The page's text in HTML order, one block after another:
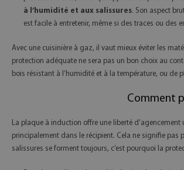
à l’humidité et aux salissures. Son aspect
est facile à entretenir, même si des traces ou des
Avec une cuisinière à gaz, il vaut mieux éviter les
protection adéquate ne sera pas un bon choix au
bois résistant à l’humidité et à la température, ou de
Comment
La plaque à induction offre une liberté
principalement dans le récipient. Cela ne signifie
salissures se forment toujours, c’est pourquoi la